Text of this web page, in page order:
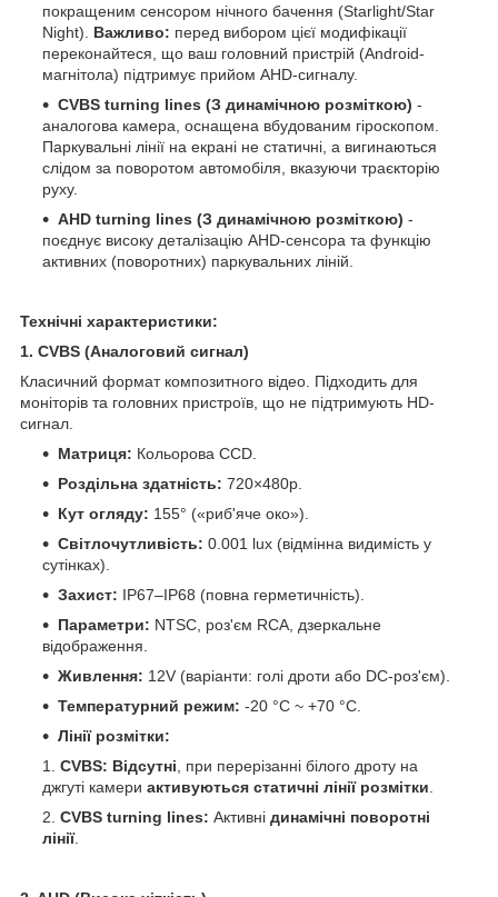
покращеним сенсором нічного бачення (Starlight/Star
Night). Важливо: перед вибором цієї модифікації
переконайтеся, що ваш головний пристрій (Android-
магнітола) підтримує прийом AHD-сигналу.
CVBS turning lines (З динамічною розміткою) -
аналогова камера, оснащена вбудованим гіроскопом.
Паркувальні лінії на екрані не статичні, а вигинаються
слідом за поворотом автомобіля, вказуючи траєкторію
руху.
AHD turning lines (З динамічною розміткою) -
поєднує високу деталізацію AHD-сенсора та функцію
активних (поворотних) паркувальних ліній.
Технічні характеристики:
1. CVBS (Аналоговий сигнал)
Класичний формат композитного відео. Підходить для
моніторів та головних пристроїв, що не підтримують HD-
сигнал.
Матриця: Кольорова CCD.
Роздільна здатність: 720×480p.
Кут огляду: 155° («риб'яче око»).
Світлочутливість: 0.001 lux (відмінна видимість у
сутінках).
Захист: IP67–IP68 (повна герметичність).
Параметри: NTSC, роз'єм RCA, дзеркальне
відображення.
Живлення: 12V (варіанти: голі дроти або DC-роз'єм).
Температурний режим: -20 °C ~ +70 °C.
Лінії розмітки:
CVBS: Відсутні , при перерізанні білого дроту на
джгуті камери активуються статичні лінії розмітки
CVBS turning lines: Активні динамічні поворотні
лінії.